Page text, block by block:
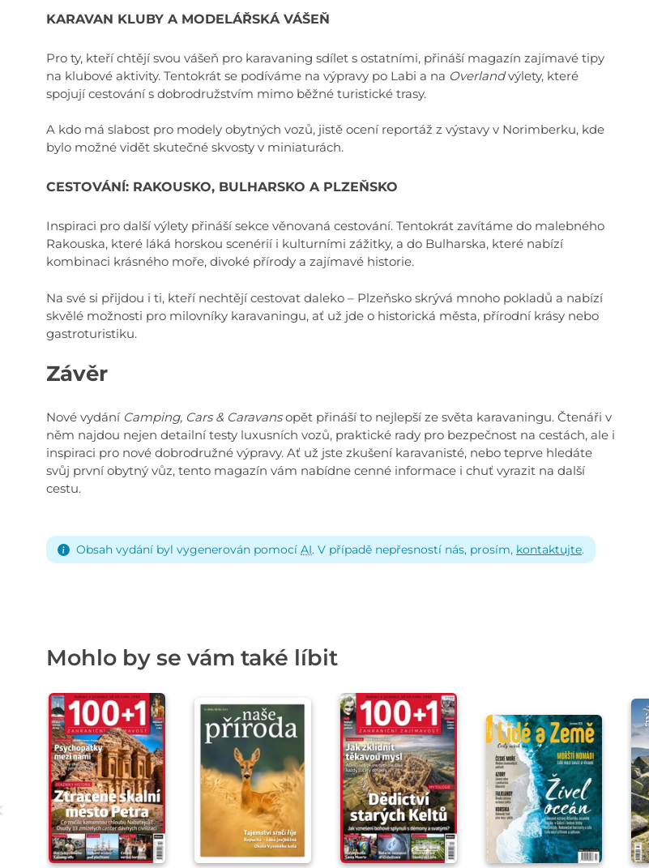
KARAVAN KLUBY A MODELÁŘSKÁ VÁŠEŇ
Pro ty, kteří chtějí svou vášeň pro karavaning sdílet s ostatními, přináší magazín zajímavé tipy
na klubové aktivity. Tentokrát se podíváme na výpravy po Labi a na Overlandvýlety, které
spojují cestování s dobrodružstvím mimo běžné turistické trasy.
A kdo má slabost pro modely obytných vozů, jistě ocení reportáž z výstavy v Norimberku, kde
bylo možné vidět skutečné skvosty v miniaturách.
CESTOVÁNÍ: RAKOUSKO, BULHARSKO A PLZEŇSKO
Inspiraci pro další výlety přináší sekce věnovaná cestování. Tentokrát zavítáme do malebného
Rakouska, které láká horskou scenérií i kulturními zážitky, a do Bulharska, které nabízí
kombinaci krásného moře, divoké přírody a zajímavé historie.
Na své si přijdou i ti, kteří nechtějí cestovat daleko – Plzeňsko skrývá mnoho pokladů a nabízí
skvělé možnosti pro milovníky karavaningu, ať už jde o historická města, přírodní krásy nebo
gastroturistiku.
Závěr
Nové vydání Camping, Cars & Caravansopět přináší to nejlepší ze světa karavaningu. Čtenáři v
něm najdou nejen detailní testy luxusních vozů, praktické rady pro bezpečnost na cestách, ale i
inspiraci pro nové dobrodružné výpravy. Ať už jste zkušení karavanisté, nebo teprve hledáte
svůj první obytný vůz, tento magazín vám nabídne cenné informace i chuť vyrazit na další
cestu.
Obsah vydání byl vygenerován pomocí AI. V případě nepřesností nás, prosím, kontaktujte.
Mohlo by se vám také líbit